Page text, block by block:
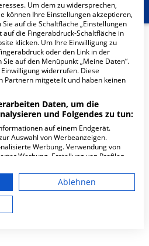
Weitere Fachabteilungen
Schweiz gGmbH
Krankenhausstraße 10 ist ein
Mit einer Kapazität
den spezialisierten
9.643 medizinische Fälle
Um dem zu widersprechen,
können Ihre Einstellungen akzeptieren,
auf die Schaltfläche „Einstellungen
die Fingerabdruck-Schaltfläche in
klicken. Um Ihre Einwilligung zu
oder den Link in der
auf den Menüpunkt „Meine Daten“.
widerrufen. Diese
Partnern mitgeteilt und haben keinen
Daten, um die
und Folgendes zu tun:
auf einem Endgerät.
Auswahl von Werbeanzeigen.
Werbung. Verwendung von
Werbung. Erstellung von Profilen
der Werbeleistung. Messung der
von Zielgruppen durch Statistiken
verschiedenen Quellen. Entwicklung
Verwendung reduzierter Daten zur
Ablehnen